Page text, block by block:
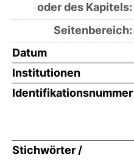
oder des Kapitels:
Seitenbereich:
Datum
Institutionen
Identifikationsnummer
Stichwörter /